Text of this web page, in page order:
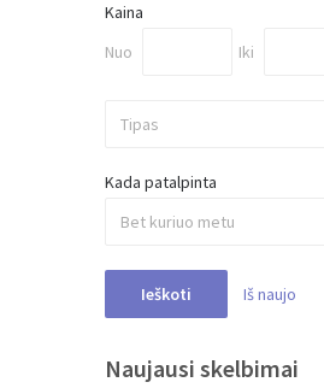
Kaina
Nuo
Iki
Kada patalpinta
Ieškoti Iš naujo
Naujausi skelbimai